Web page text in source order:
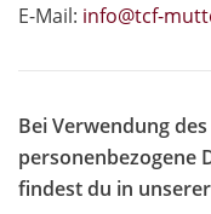
E-Mail: info@tcf-
Bei Verwendung
personenbezogene
findest du in unserer